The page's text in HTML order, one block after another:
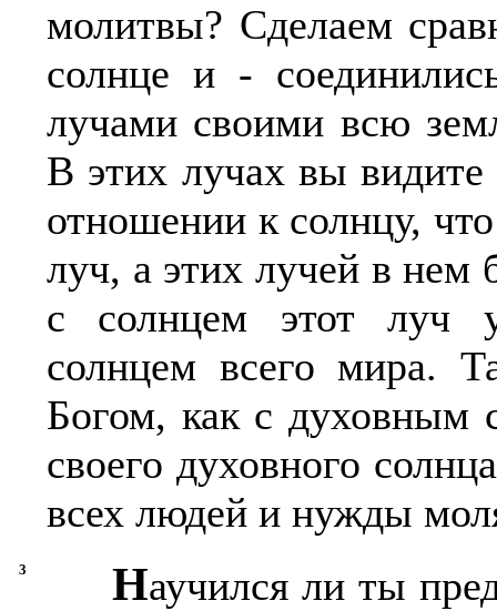
молитвы? Сделаем
солнце и -
лучами своими всю
В этих лучах вы
отношении к солнцу,
луч, а этих лучей в нем
с солнцем этот луч
солнцем всего мира.
Богом, как с духовным
своего духовного
всех людей и нужды
3 Научился ли ты